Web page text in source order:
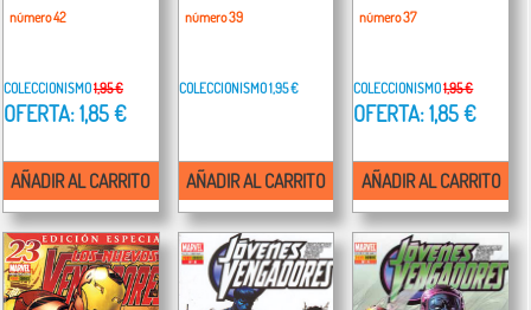
número 42
COLECCIONISMO1,95 €
OFERTA: 1,85 €
AÑADIR AL CARRITO
número 39
COLECCIONISMO1,95 €
AÑADIR AL CARRITO
número 37
COLECCIONISMO1,95 €
OFERTA: 1,85 €
AÑADIR AL CARRITO